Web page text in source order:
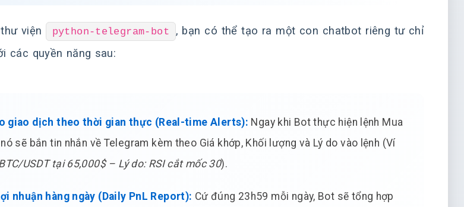
viện python-telegram-bot
, bạn có thể tạo ra một con chatbot riêng tư chỉ
các quyền năng sau:
giao dịch theo thời gian thực (Real-time Alerts): Ngay khi Bot thực hiện lệnh Mua
sẽ bắn tin nhắn về Telegram kèm theo Giá khớp, Khối lượng và Lý do vào lệnh (Ví
USDT tại 65,000$ – Lý do: RSI cắt mốc 30).
nhuận hàng ngày (Daily PnL Report): Cứ đúng 23h59 mỗi ngày, Bot sẽ tổng hợp